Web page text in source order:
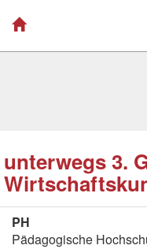
unterwegs 3.
PH
Pädagogische